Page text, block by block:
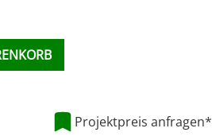
Projektpreis anfragen*